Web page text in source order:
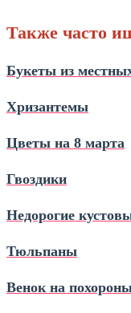
Также часто
Букеты из
Хризантемы
Цветы на 8 марта
Гвоздики
Недорогие
Тюльпаны
Венок на